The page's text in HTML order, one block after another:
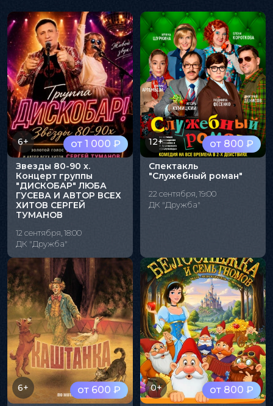
от 1 000 ₽
6+
Звезды 80-90 х.
Концерт группы
"ДИСКОБАР" ЛЮБА
ГУСЕВА И АВТОР ВСЕХ
ХИТОВ СЕРГЕЙ
ТУМАНОВ
12 сентября, 18:00
ДК "Дружба"
от 800 ₽
12+
Спектакль
"Служебный роман"
22 сентября, 19:00
ДК "Дружба"
от 600 ₽
6+ от 800 ₽
0+